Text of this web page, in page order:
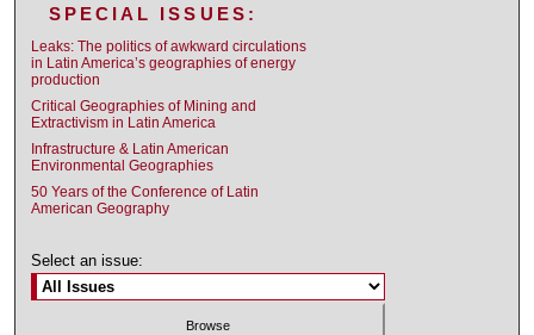
SPECIAL ISSUES:
Leaks: The politics of awkward circulations
in Latin America’s geographies of energy
production
Critical Geographies of Mining and
Extractivism in Latin America
Infrastructure & Latin American
Environmental Geographies
50 Years of the Conference of Latin
American Geography
Select an issue: